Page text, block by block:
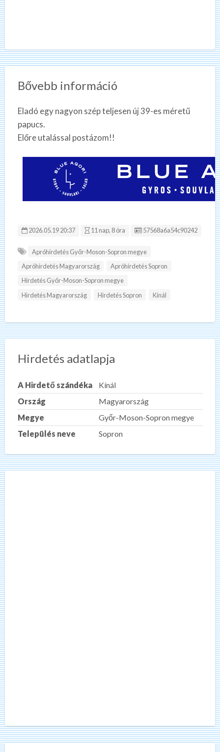
Bővebb információ
Eladó egy nagyon szép teljesen új 39-es méretű
papucs.
Előre utalással postázom!!
2026.05.19 20:37 11 nap, 8 óra Hirdetés ID:
57568a6a54c90242
Apróhirdetés Győr-Moson-Sopron megye
Apróhirdetés Magyarország
Apróhirdetés Sopron
Hirdetés Győr-Moson-Sopron megye
Hirdetés Magyarország
Hirdetés Sopron Kínál
Hirdetés adatlapja
A Hirdető szándéka
Kínál
Ország
Magyarország
Megye
Győr-Moson-Sopron megye
Település neve
Sopron